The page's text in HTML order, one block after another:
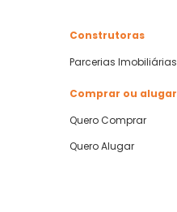
Construtoras
Parcerias Imobiliárias
Comprar ou alugar
Quero Comprar
Quero Alugar